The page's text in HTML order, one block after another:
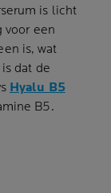
is licht
voor een
is, wat
dat de
Hyalu B5
B5.